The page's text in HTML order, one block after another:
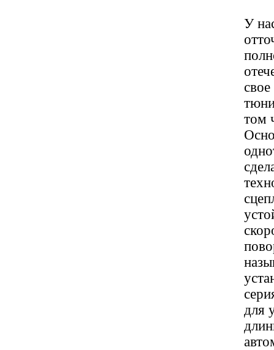
У
том
для